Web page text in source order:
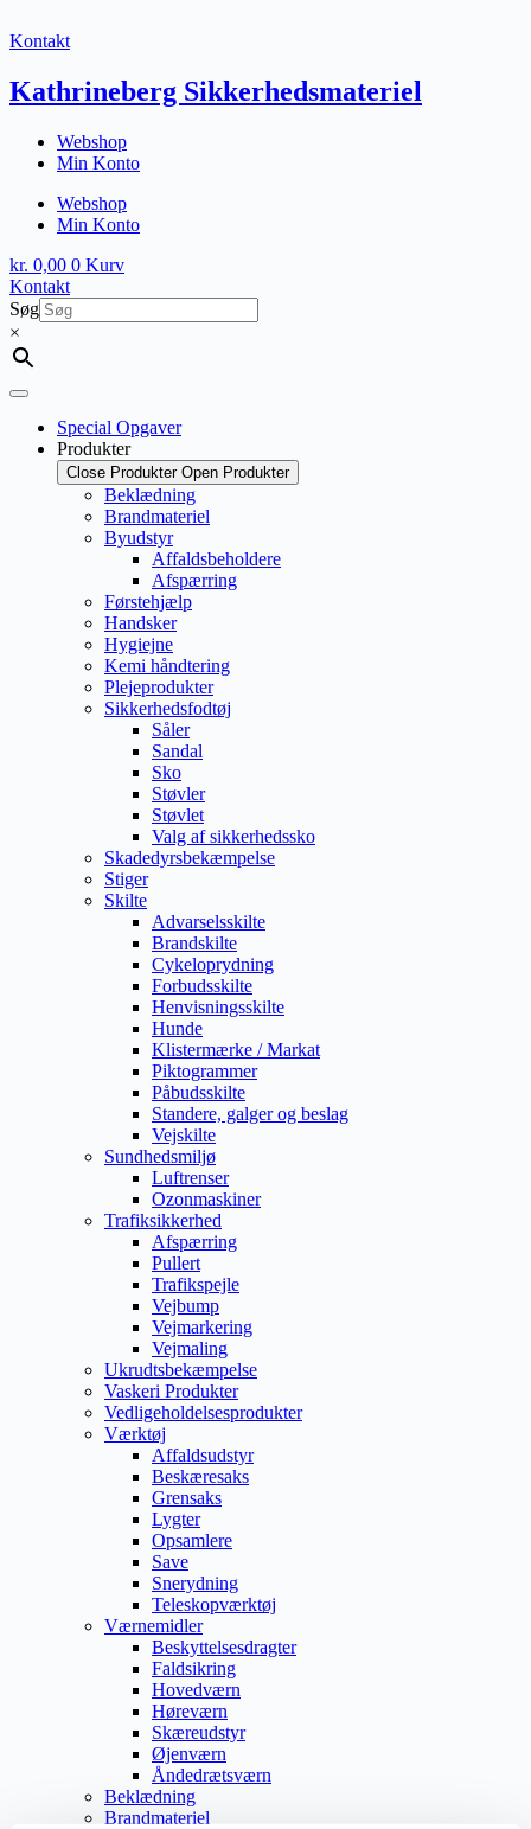
til
Kontakt
Kathrineberg Sikkerhedsmateriel
Webshop
Min Konto
Webshop
Min Konto
kr. 0,00 0 Kurv
Kontakt
Søg
×
Special Opgaver
Produkter
Close Produkter Open Produkter
Beklædning
Brandmateriel
Byudstyr
Affaldsbeholdere
Afspærring
Førstehjælp
Handsker
Hygiejne
Kemi håndtering
Plejeprodukter
Sikkerhedsfodtøj
Såler
Sandal
Sko
Støvler
Støvlet
Valg af sikkerhedssko
Skadedyrsbekæmpelse
Stiger
Skilte
Advarselsskilte
Brandskilte
Cykeloprydning
Forbudsskilte
Henvisningsskilte
Hunde
Klistermærke / Markat
Piktogrammer
Påbudsskilte
Standere, galger og beslag
Vejskilte
Sundhedsmiljø
Luftrenser
Ozonmaskiner
Trafiksikkerhed
Afspærring
Pullert
Trafikspejle
Vejbump
Vejmarkering
Vejmaling
Ukrudtsbekæmpelse
Vaskeri Produkter
Vedligeholdelsesprodukter
Værktøj
Affaldsudstyr
Beskæresaks
Grensaks
Lygter
Opsamlere
Save
Snerydning
Teleskopværktøj
Værnemidler
Beskyttelsesdragter
Faldsikring
Hovedværn
Høreværn
Skæreudstyr
Øjenværn
Åndedrætsværn
Beklædning
Brandmateriel